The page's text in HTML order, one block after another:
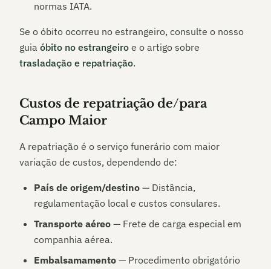
normas IATA.
Se o óbito ocorreu no estrangeiro, consulte o nosso
guia óbito no estrangeiro e o artigo sobre
trasladação e repatriação.
Custos de repatriação de/para
Campo Maior
A repatriação é o serviço funerário com maior
variação de custos, dependendo de:
País de origem/destino — Distância,
regulamentação local e custos consulares.
Transporte aéreo — Frete de carga especial em
companhia aérea.
Embalsamamento — Procedimento obrigatório